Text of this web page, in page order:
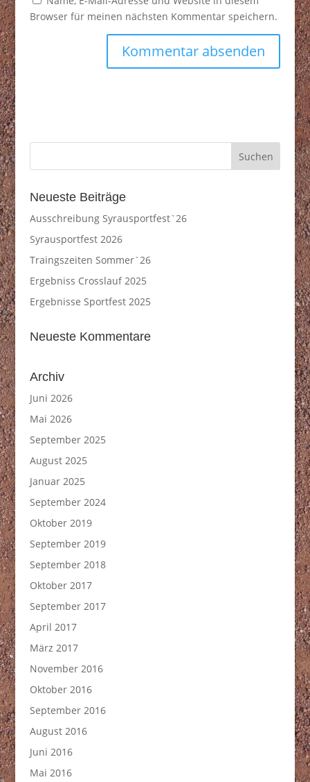
Browser für meinen nächsten Kommentar speichern.
Neueste Beiträge
Ausschreibung Syrausportfest`26
Syrausportfest 2026
Traingszeiten Sommer`26
Ergebniss Crosslauf 2025
Ergebnisse Sportfest 2025
Neueste Kommentare
Archiv
Juni 2026
Mai 2026
September 2025
August 2025
Januar 2025
September 2024
Oktober 2019
September 2019
September 2018
Oktober 2017
September 2017
April 2017
März 2017
November 2016
Oktober 2016
September 2016
August 2016
Juni 2016
Mai 2016